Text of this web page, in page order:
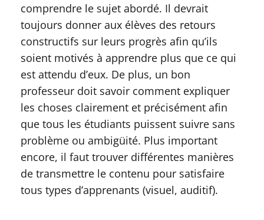
comprendre le sujet abordé. Il devrait
toujours donner aux élèves des retours
constructifs sur leurs progrès afin qu’ils
soient motivés à apprendre plus que ce qui
est attendu d’eux. De plus, un bon
professeur doit savoir comment expliquer
les choses clairement et précisément afin
que tous les étudiants puissent suivre sans
problème ou ambigüité. Plus important
encore, il faut trouver différentes manières
de transmettre le contenu pour satisfaire
tous types d’apprenants (visuel, auditif).